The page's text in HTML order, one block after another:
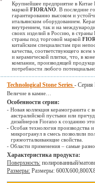
Крупнейшее предприятие в Китае
маркой FIORANO . В последние
гарантированно высоком и
итальянским оборудованием.
внутреннем, так и на
своих изделий в Россию, в
страны под торговой маркой
китайским специалистам при
качества, соответствующего
и керамической плитки, что, в
компании, производящей
потребности любого
Technological Stone Series - Серия
Величие в камне…
Особенности серии:
- Новая коллекция керамогранита
австралийской пустыни или
дизайнеров Fiorano к созданию
- Особая технология производства
микрогранул в смесь позволили
грязеотталкивающие свойства.
- Области применения – самые
Характеристика продукта:
Поверхность: полированный/
Размеры: Размеры: